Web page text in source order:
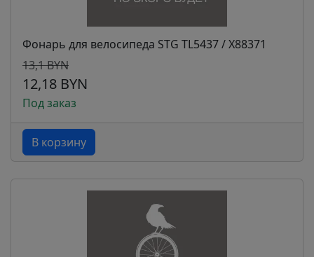
Фонарь для велосипеда STG TL5437 / Х88371
13,1 BYN
12,18 BYN
Под заказ
В корзину